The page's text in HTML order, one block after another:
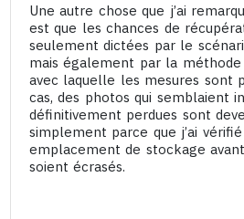
Une autre chose que j’ai
est que les chances de
seulement dictées par le
mais également par la
avec laquelle les mesures sont
cas, des photos qui semblaient
définitivement perdues sont
simplement parce que j’ai
emplacement de stockage
soient écrasés.